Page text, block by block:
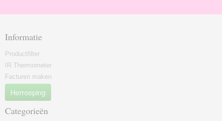
Informatie
Productfilter
IR Thermometer
Facturen maken
Herroeping
Categorieën